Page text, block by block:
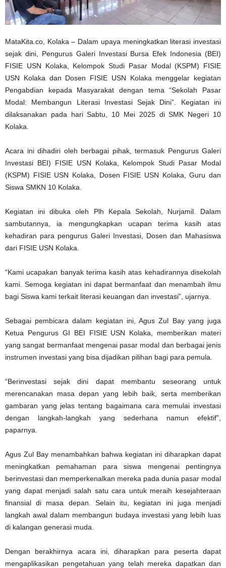
MataKita.co, Kolaka – Dalam upaya meningkatkan literasi investasi
sejak dini, Pengurus Galeri Investasi Bursa Efek Indonesia (BEI)
FISIE USN Kolaka, Kelompok Studi Pasar Modal (KSPM) FISIE
USN Kolaka dan Dosen FISIE USN Kolaka menggelar kegiatan
Pengabdian kepada Masyarakat dengan tema “Sekolah Pasar
Modal: Membangun Literasi Investasi Sejak Dini”. Kegiatan ini
dilaksanakan pada hari Sabtu, 10 Mei 2025 di SMK Negeri 10
Kolaka.
Acara ini dihadiri oleh berbagai pihak, termasuk Pengurus Galeri
Investasi BEI) FISIE USN Kolaka, Kelompok Studi Pasar Modal
(KSPM) FISIE USN Kolaka, Dosen FISIE USN Kolaka, Guru dan
Siswa SMKN 10 Kolaka.
Kegiatan ini dibuka oleh Plh Kepala Sekolah, Nurjamil. Dalam
sambutannya, ia mengungkapkan ucapan terima kasih atas
kehadiran para pengurus Galeri Investasi, Dosen dan Mahasiswa
dari FISIE USN Kolaka.
“Kami ucapakan banyak terima kasih atas kehadirannya disekolah
kami. Semoga kegiatan ini dapat bermanfaat dan menambah ilmu
bagi Siswa kami terkait literasi keuangan dan investasi”, ujarnya.
Sebagai pembicara dalam kegiatan ini, Agus Zul Bay yang juga
Ketua Pengurus GI BEI FISIE USN Kolaka, memberikan materi
yang sangat bermanfaat mengenai pasar modal dan berbagai jenis
instrumen investasi yang bisa dijadikan pilihan bagi para pemula.
“Berinvestasi sejak dini dapat membantu seseorang untuk
merencanakan masa depan yang lebih baik, serta memberikan
gambaran yang jelas tentang bagaimana cara memulai investasi
dengan langkah-langkah yang sederhana namun efektif”,
paparnya.
Agus Zul Bay menambahkan bahwa kegiatan ini diharapkan dapat
meningkatkan pemahaman para siswa mengenai pentingnya
berinvestasi dan memperkenalkan mereka pada dunia pasar modal
yang dapat menjadi salah satu cara untuk meraih kesejahteraan
finansial di masa depan. Selain itu, kegiatan ini juga menjadi
langkah awal dalam membangun budaya investasi yang lebih luas
di kalangan generasi muda.
Dengan berakhirnya acara ini, diharapkan para peserta dapat
mengaplikasikan pengetahuan yang telah mereka dapatkan dan